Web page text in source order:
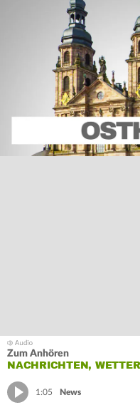
Zum Anhören
NACHRICHTEN,
1:05 News